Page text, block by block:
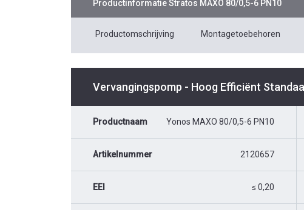
ProductinformatieStratos MAXO 80/0,5-6 PN10
Productomschrijving Montagetoebehoren
Vervangingspomp - Hoog Efficiënt
Productnaam Yonos MAXO 80/0,5-6 PN10
Artikelnummer 2120657
EEI ≤ 0,20